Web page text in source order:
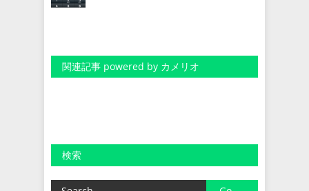
関連記事 powered by カメリオ
検索